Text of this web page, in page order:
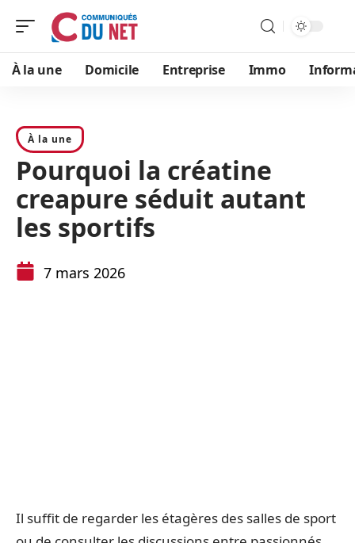
À la une Domicile Entreprise Immo
À la une
Pourquoi la créatine
creapure séduit autant
les sportifs
7 mars 2026
Il suffit de regarder les étagères des salles de sport